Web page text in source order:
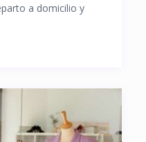
a domicilio y